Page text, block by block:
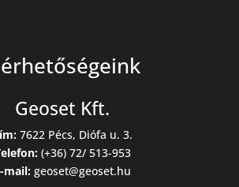
Geoset Kft.
7622 Pécs, Diófa u. 3.
(+36) 72/ 513-953
mail: geoset@geoset.hu